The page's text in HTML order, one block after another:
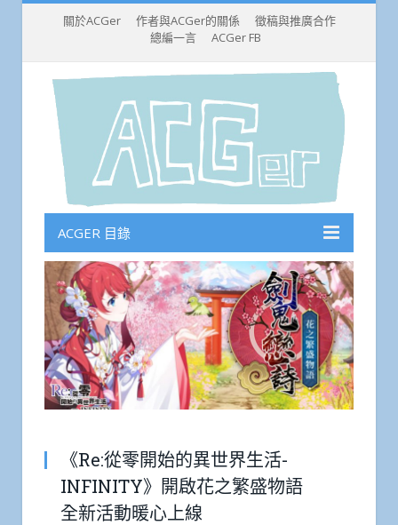
關於ACGer 作者與ACGer的關係
徵稿與推廣合作
總編一言
ACGer FB
ACGER 目錄
《Re:從零開始的異世界生活-
INFINITY》開啟花之繁盛物語
全新活動暖心上線